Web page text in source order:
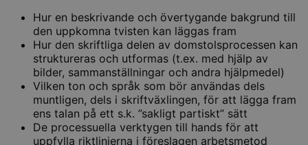
Hur en beskrivande och övertygande bakgrund till
den uppkomna tvisten kan läggas fram
Hur den skriftliga delen av domstolsprocessen kan
struktureras och utformas (t.ex. med hjälp av
bilder, sammanställningar och andra hjälpmedel)
Vilken ton och språk som bör användas dels
muntligen, dels i skriftväxlingen, för att lägga fram
ens talan på ett s.k. ”sakligt partiskt” sätt
De processuella verktygen till hands för att
uppfylla riktlinjerna i föreslagen arbetsmetod